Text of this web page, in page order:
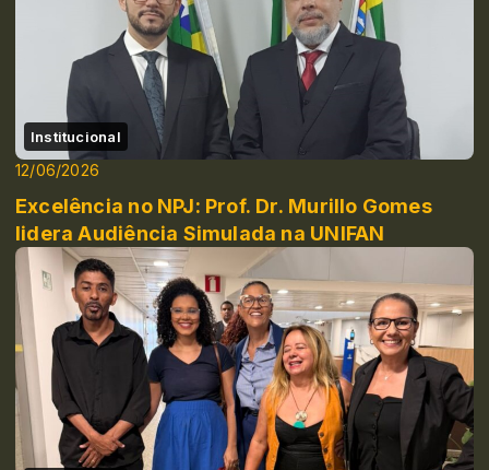
Institucional
12/06/2026
Excelência no NPJ: Prof. Dr. Murillo Gomes
lidera Audiência Simulada na UNIFAN